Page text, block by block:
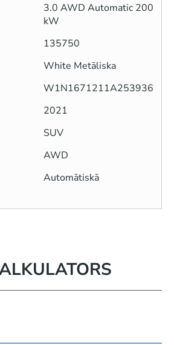
3.0 AWD Automatic 200
kW
135750
White Metāliska
W1N1671211A253936
2021
SUV
AWD
Automātiskā